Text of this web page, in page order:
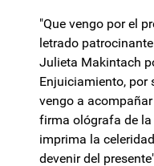
"Que vengo por el
letrado
Julieta Makintach
Enjuiciamiento, por
vengo a
firma ológrafa de
imprima la
devenir del